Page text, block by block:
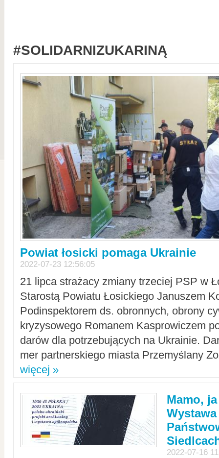
#SOLIDARNIZUKARINĄ
Powiat łosicki pomaga Ukrainie
2022-07-23 12:56:05
21 lipca strażacy zmiany trzeciej PSP w
Starostą Powiatu Łosickiego Januszem
Podinspektorem ds. obronnych, obrony
kryzysowego Romanem Kasprowiczem
darów dla potrzebujących na Ukrainie.
mer partnerskiego miasta Przemyślany
więcej »
Mamo,
2022-07-16